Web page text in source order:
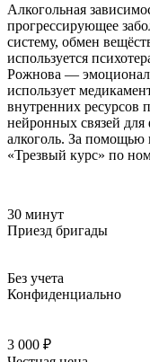
Алкогольная
прогрессирующее
систему, обмен
используется
Рожнова —
использует
внутренних ресурсов
нейронных связей для
алкоголь. За помощью
«Трезвый курс» по
30 минут
Приезд бригады
Без учета
Конфиденциально
3 000 ₽